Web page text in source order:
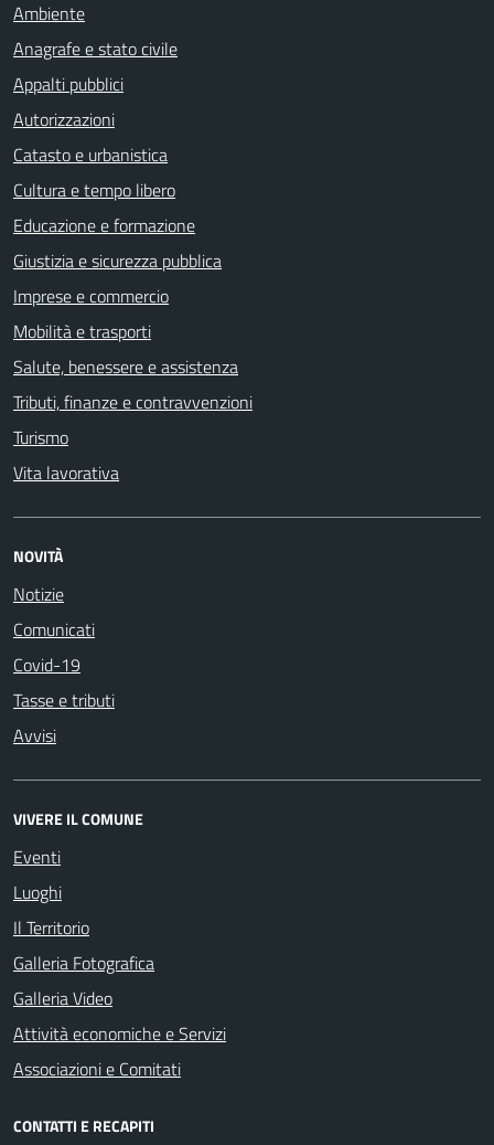
Ambiente
Anagrafe e stato civile
Appalti pubblici
Autorizzazioni
Catasto e urbanistica
Cultura e tempo libero
Educazione e formazione
Giustizia e sicurezza pubblica
Imprese e commercio
Mobilità e trasporti
Salute, benessere e assistenza
Tributi, finanze e contravvenzioni
Turismo
Vita lavorativa
NOVITÀ
Notizie
Comunicati
Covid-19
Tasse e tributi
Avvisi
VIVERE IL COMUNE
Eventi
Luoghi
Il Territorio
Galleria Fotografica
Galleria Video
Attività economiche e Servizi
Associazioni e Comitati
CONTATTI E RECAPITI